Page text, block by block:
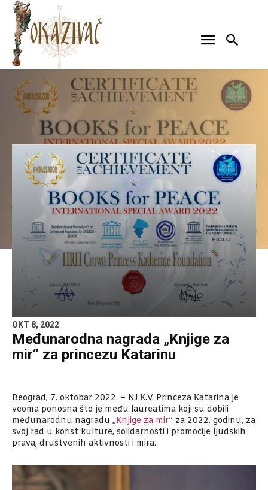
OKT 8, 2022
Međunarodna nagrada „Knjige za
mir“ za princezu Katarinu
Beograd, 7. oktobar 2022. – NJ.К.V. Princeza Кatarina je
veoma ponosna što je među laureatima koji su dobili
međunarodnu nagradu „Кnjige za mir” za 2022. godinu, za
svoj rad u korist kulture, solidarnosti i promocije ljudskih
prava, društvenih aktivnosti i mira.